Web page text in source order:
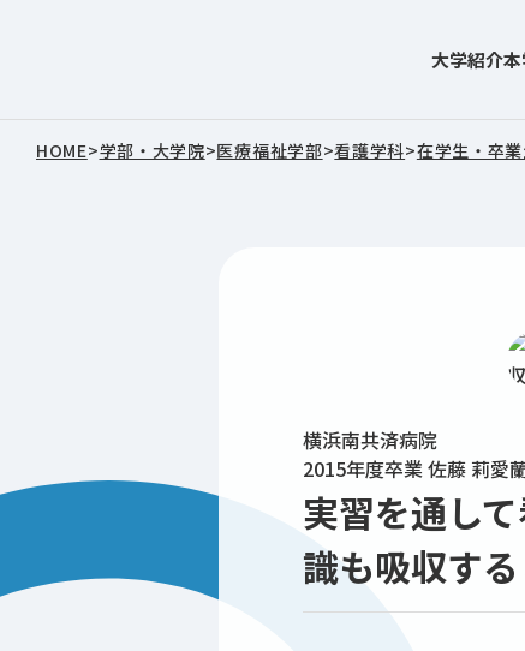
大学紹介
HOME>学部・大学院>医療福祉学部>看護学科>在学生・卒
横浜南共済病院
2015年度卒業佐藤 莉愛
実習を通し
識も吸収す